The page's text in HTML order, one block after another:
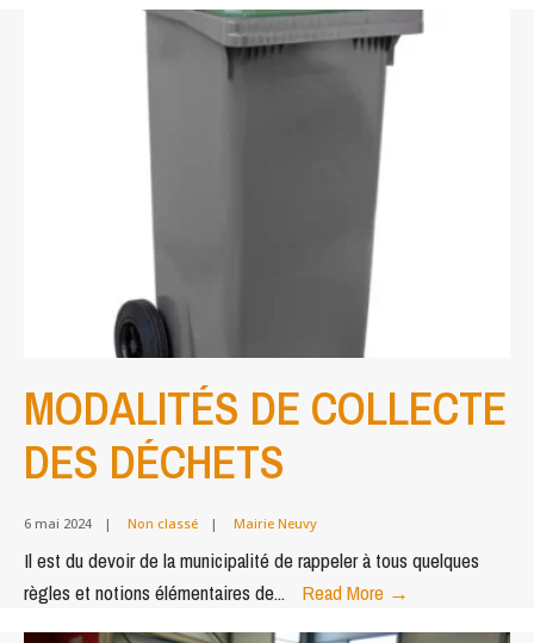
POUR
FÊTE
LIVRE
DU
28
AVRIL
MODALITÉS DE COLLECTE
DES DÉCHETS
6 mai 2024 | Non classé | Mairie Neuvy
Il est du devoir de la municipalité de rappeler à tous quelques
règles et notions élémentaires de... Read More →